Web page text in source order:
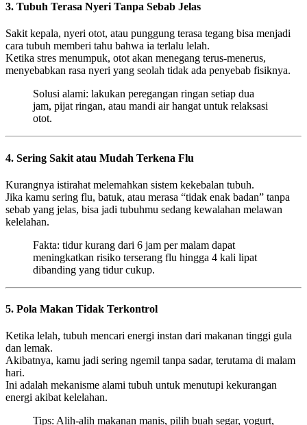
3. Tubuh Terasa Nyeri Tanpa Sebab Jelas
Sakit kepala, nyeri otot, atau punggung terasa tegang bisa menjadi
cara tubuh memberi tahu bahwa ia terlalu lelah.
Ketika stres menumpuk, otot akan menegang terus-menerus,
menyebabkan rasa nyeri yang seolah tidak ada penyebab fisiknya.
Solusi alami: lakukan peregangan ringan setiap dua
jam, pijat ringan, atau mandi air hangat untuk relaksasi
otot.
4. Sering Sakit atau Mudah Terkena Flu
Kurangnya istirahat melemahkan sistem kekebalan tubuh.
Jika kamu sering flu, batuk, atau merasa “tidak enak badan” tanpa
sebab yang jelas, bisa jadi tubuhmu sedang kewalahan melawan
kelelahan.
Fakta: tidur kurang dari 6 jam per malam dapat
meningkatkan risiko terserang flu hingga 4 kali lipat
dibanding yang tidur cukup.
5. Pola Makan Tidak Terkontrol
Ketika lelah, tubuh mencari energi instan dari makanan tinggi gula
dan lemak.
Akibatnya, kamu jadi sering ngemil tanpa sadar, terutama di malam
hari.
Ini adalah mekanisme alami tubuh untuk menutupi kekurangan
energi akibat kelelahan.
Tips: Alih-alih makanan manis, pilih buah segar, yogurt,